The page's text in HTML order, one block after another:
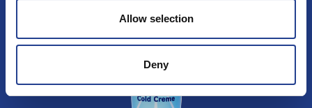
Allow selection
Deny